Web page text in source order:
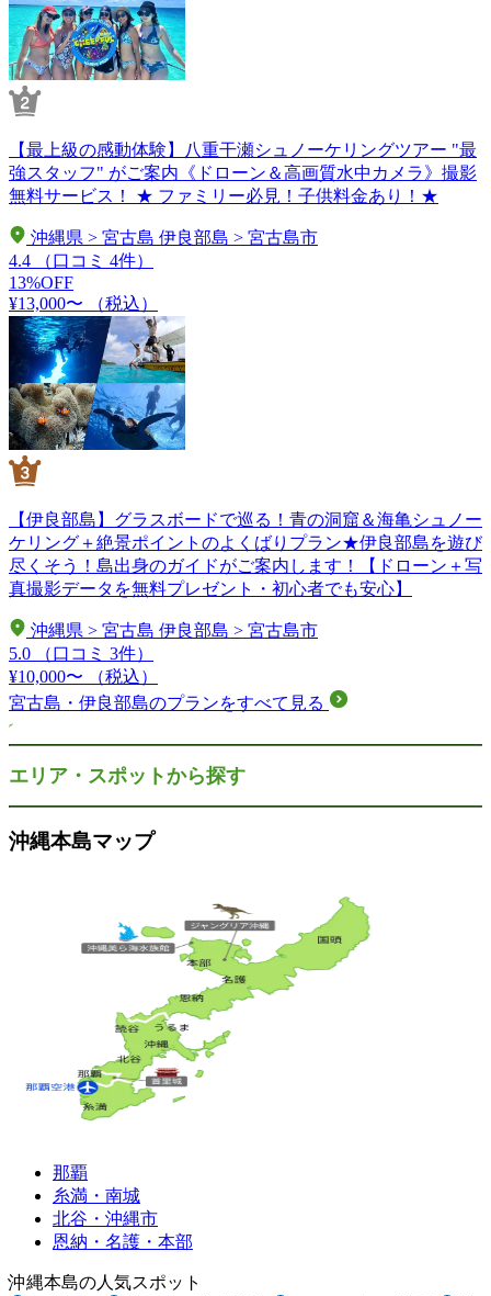
【最上級の感動体験】八重干瀬シュノーケリングツアー "最
強スタッフ" がご案内《ドローン＆高画質水中カメラ》撮影
無料サービス！ ★ ファミリー必見！子供料金あり！★
沖縄県 > 宮古島 伊良部島 > 宮古島市
4.4
（口コミ 4件）
13%OFF
¥13,000〜
（税込）
【伊良部島】グラスボードで巡る！青の洞窟＆海亀シュノー
ケリング＋絶景ポイントのよくばりプラン★伊良部島を遊び
尽くそう！島出身のガイドがご案内します！【ドローン＋写
真撮影データを無料プレゼント・初心者でも安心】
沖縄県 > 宮古島 伊良部島 > 宮古島市
5.0
（口コミ 3件）
¥10,000〜
（税込）
宮古島・伊良部島のプランをすべて見る
エリア・スポットから探す
沖縄本島マップ
那覇
糸満・南城
北谷・沖縄市
恩納・名護・本部
沖縄本島の人気スポット